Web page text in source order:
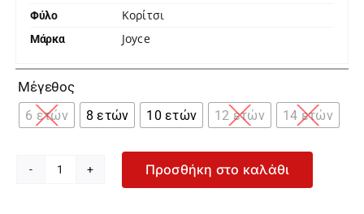
Φύλο Κορίτσι
Μάρκα Joyce
Μέγεθος
6 ετών 8 ετών 10 ετών 12 ετών 14 ετών
Joyce
Προσθήκη στο καλάθι